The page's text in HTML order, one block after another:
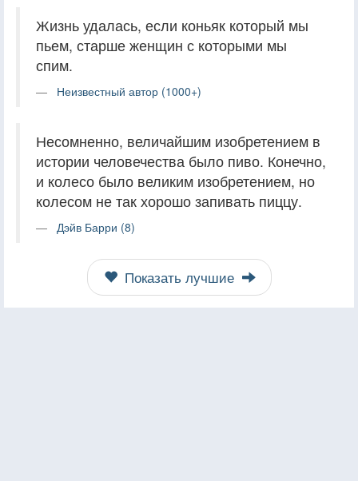
Жизнь удалась, если коньяк который мы
пьем, старше женщин с которыми мы
спим.
Неизвестный автор (1000+)
Несомненно, величайшим изобретением в
истории человечества было пиво. Конечно,
и колесо было великим изобретением, но
колесом не так хорошо запивать пиццу.
Дэйв Барри (8)
Показать лучшие